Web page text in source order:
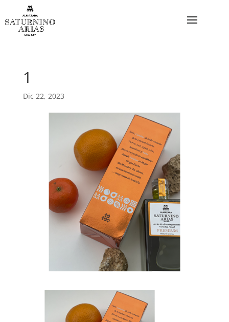
1
Dic 22, 2023